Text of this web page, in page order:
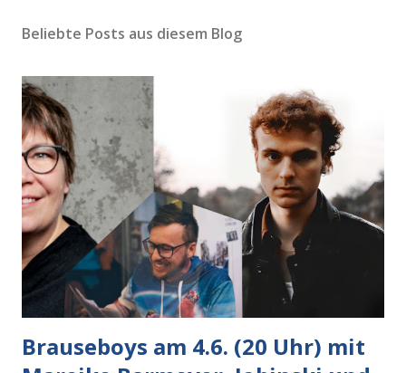
Beliebte Posts aus diesem Blog
Brauseboys am 4.6. (20 Uhr) mit